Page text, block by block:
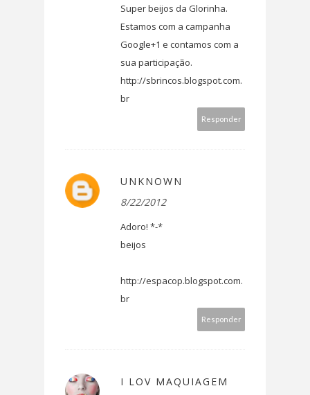
Super beijos da Glorinha.
Estamos com a campanha
Google+1 e contamos com a
sua participação.
http://sbrincos.blogspot.com.
br
Responder
UNKNOWN
8/22/2012
Adoro! *-*
beijos
http://espacop.blogspot.com.
br
Responder
I LOV MAQUIAGEM